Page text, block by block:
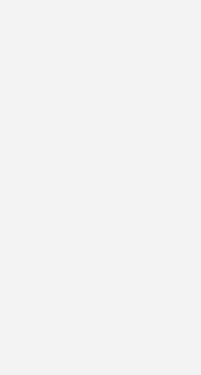
der Gaube besteht aus
mit dem die Scharen ihrer Front
sind mit einer Faltenkehle
eine Seitenkehle
von Gaubenfront, Kehle und
hergestellt. Die
mit den Ortgangblenden sind
aus Metall, dachte sich Michael
konstruierte als Meisterstück ein
aus Kupfer. Blickfang des
CNC-gefrästen Holzplatte getriebene
Emblem liegt wie ein
die aus 0,7 mm starkem